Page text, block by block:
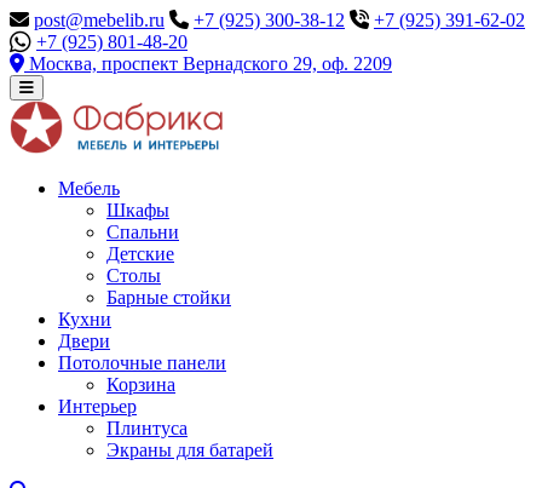
post@mebelib.ru +7 (925) 300-38-12
+7 (925) 391-62-02
+7 (925) 801-48-20
Москва, проспект Вернадского 29, оф. 2209
Мебель
Шкафы
Спальни
Детские
Столы
Барные стойки
Кухни
Двери
Потолочные панели
Корзина
Интерьер
Плинтуса
Экраны для батарей